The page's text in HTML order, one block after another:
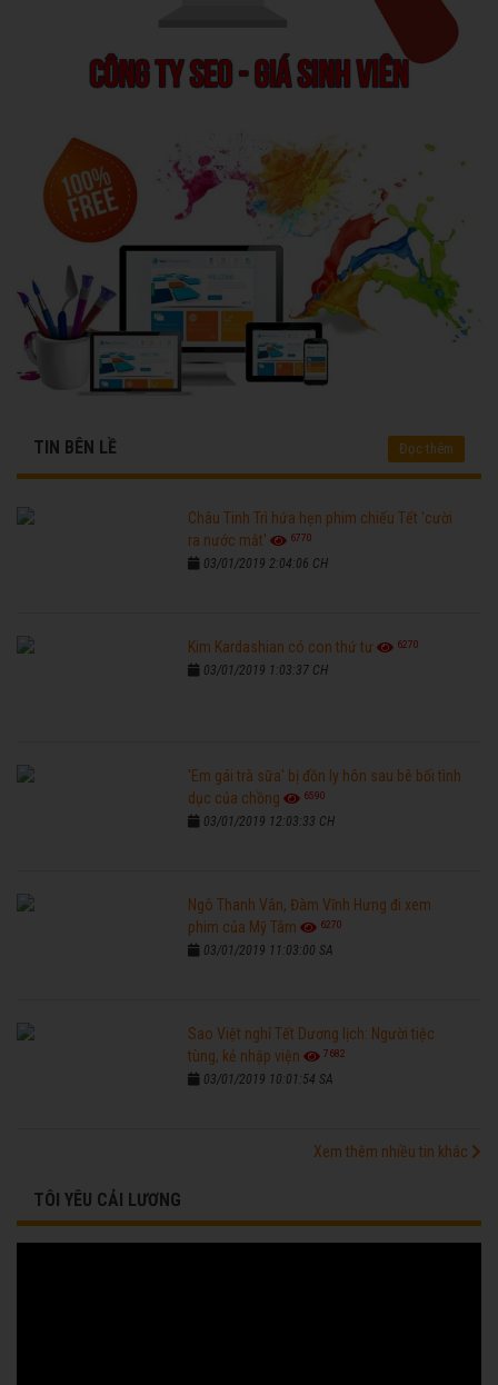
TIN BÊN LỀ Đọc thêm
Châu Tinh Trì hứa hẹn phim chiếu Tết 'cười
ra nước mắt'
6770
03/01/2019 2:04:06 CH
Kim Kardashian có con thứ tư 6270
03/01/2019 1:03:37 CH
'Em gái trà sữa' bị đồn ly hôn sau bê bối tình
dục của chồng
6590
03/01/2019 12:03:33 CH
Ngô Thanh Vân, Đàm Vĩnh Hưng đi xem
phim của Mỹ Tâm
6270
03/01/2019 11:03:00 SA
Sao Việt nghỉ Tết Dương lịch: Người tiệc
tùng, kẻ nhập viện
7682
03/01/2019 10:01:54 SA
Xem thêm nhiều tin khác
TÔI YÊU CẢI LƯƠNG